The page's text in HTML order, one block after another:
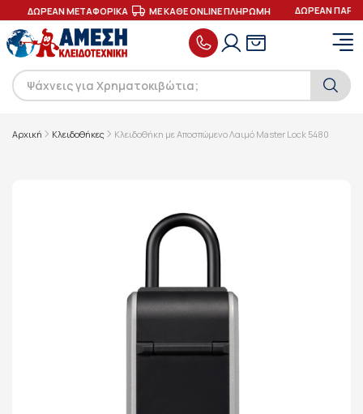
ΔΩΡΕΑΝ ΜΕΤΑΦΟΡΙΚΑ ΜΕ ΚΑΘΕ ONLINE ΠΛΗΡΩΜΗ ΔΩΡΕΑΝ
Αρχική Κλειδοθήκες Κλειδοθήκη με Αποσπώμενο Λαιμό Master Lock 5480